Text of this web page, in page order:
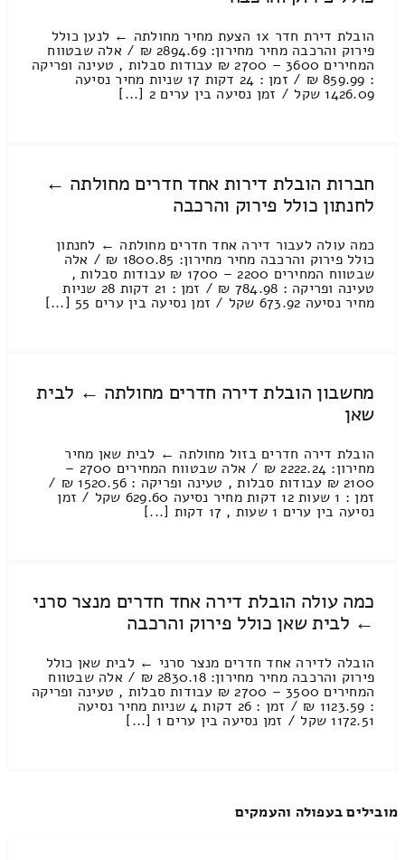
הובלת דירת חדר 1x הצעת מחיר מחולתה ← לנען כולל
פירוק והרכבה מחיר מחירון: 2894.69 ₪ / אלה שבטווח
המחירים 3600 – 2700 ₪ עבודות סבלות , טעינה ופריקה
: 859.99 ₪ / זמן : 24 דקות 17 שניות מחיר נסיעה
1426.09 שקל / זמן נסיעה בין ערים 2 [...]
חברות הובלת דירות אחד חדרים מחולתה ←
לחנתון כולל פירוק והרכבה
כמה עולה לעבור דירה אחד חדרים מחולתה ← לחנתון
כולל פירוק והרכבה מחיר מחירון: 1800.85 ₪ / אלה
שבטווח המחירים 2200 – 1700 ₪ עבודות סבלות ,
טעינה ופריקה : 784.98 ₪ / זמן : 21 דקות 28 שניות
מחיר נסיעה 673.92 שקל / זמן נסיעה בין ערים 55 [...]
מחשבון הובלת דירה חדרים מחולתה ← לבית
שאן
הובלת דירה חדרים בזול מחולתה ← לבית שאן מחיר
מחירון: 2222.24 ₪ / אלה שבטווח המחירים 2700 –
2100 ₪ עבודות סבלות , טעינה ופריקה : 1520.56 ₪ /
זמן : 1 שעות 12 דקות מחיר נסיעה 629.60 שקל / זמן
נסיעה בין ערים 1 שעות , 17 דקות [...]
כמה עולה הובלת דירה אחד חדרים מנצר סרני
← לבית שאן כולל פירוק והרכבה
הובלה לדירה אחד חדרים מנצר סרני ← לבית שאן כולל
פירוק והרכבה מחיר מחירון: 2830.18 ₪ / אלה שבטווח
המחירים 3500 – 2700 ₪ עבודות סבלות , טעינה ופריקה
: 1123.59 ₪ / זמן : 26 דקות 4 שניות מחיר נסיעה
1172.51 שקל / זמן נסיעה בין ערים 1 [...]
מובילים בעפולה והעמקים